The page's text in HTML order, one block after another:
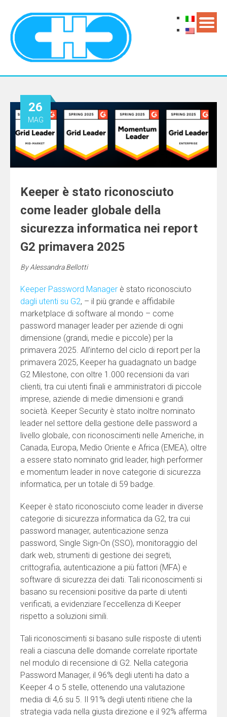
Keeper è stato riconosciuto
come leader globale della
sicurezza informatica nei report
G2 primavera 2025
26
MAG
ByAlessandra Bellotti
Keeper Password Manager è stato riconosciuto
dagli utenti su G2, – il più grande e affidabile
marketplace di software al mondo – come
password manager leader per aziende di ogni
dimensione (grandi, medie e piccole) per la
primavera 2025. All’interno del ciclo di report per la
primavera 2025, Keeper ha guadagnato un badge
G2 Milestone, con oltre 1.000 recensioni da vari
clienti, tra cui utenti finali e amministratori di piccole
imprese, aziende di medie dimensioni e grandi
società. Keeper Security è stato inoltre nominato
leader nel settore della gestione delle password a
livello globale, con riconoscimenti nelle Americhe, in
Canada, Europa, Medio Oriente e Africa (EMEA), oltre
a essere stato nominato grid leader, high performer
e momentum leader in nove categorie di sicurezza
informatica, per un totale di 59 badge.
Keeper è stato riconosciuto come leader in diverse
categorie di sicurezza informatica da G2, tra cui
password manager, autenticazione senza
password, Single Sign-On (SSO), monitoraggio del
dark web, strumenti di gestione dei segreti,
crittografia, autenticazione a più fattori (MFA) e
software di sicurezza dei dati. Tali riconoscimenti si
basano su recensioni positive da parte di utenti
verificati, a evidenziare l’eccellenza di Keeper
rispetto a soluzioni simili.
Tali riconoscimenti si basano sulle risposte di utenti
reali a ciascuna delle domande correlate riportate
nel modulo di recensione di G2. Nella categoria
Password Manager, il 96% degli utenti ha dato a
Keeper 4 o 5 stelle, ottenendo una valutazione
media di 4,6 su 5. Il 91% degli utenti ritiene che la
strategia vada nella giusta direzione e il 92% afferma